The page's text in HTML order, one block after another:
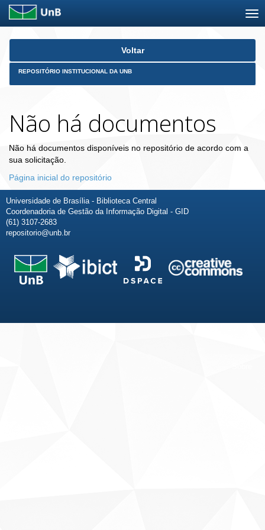
Skip
Voltar
REPOSITÓRIO INSTITUCIONAL DA UNB
Não há documentos
Não há documentos disponíveis no repositório de acordo com a
sua solicitação.
Página inicial do repositório
Universidade de Brasília - Biblioteca Central
Coordenadoria de Gestão da Informação Digital - GID
(61) 3107-2683
repositorio@unb.br